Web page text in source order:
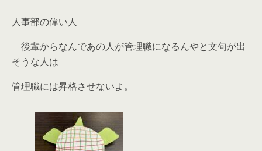
人事部の偉い人
後輩からなんであの人が管理職になるんやと文句が出
そうな人は
管理職には昇格させないよ。